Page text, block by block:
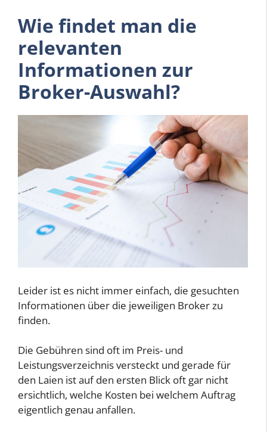
Wie findet man die
relevanten
Informationen zur
Broker-Auswahl?
Leider ist es nicht immer einfach, die gesuchten
Informationen über die jeweiligen Broker zu
finden.
Die Gebühren sind oft im Preis- und
Leistungsverzeichnis versteckt und gerade für
den Laien ist auf den ersten Blick oft gar nicht
ersichtlich, welche Kosten bei welchem Auftrag
eigentlich genau anfallen.